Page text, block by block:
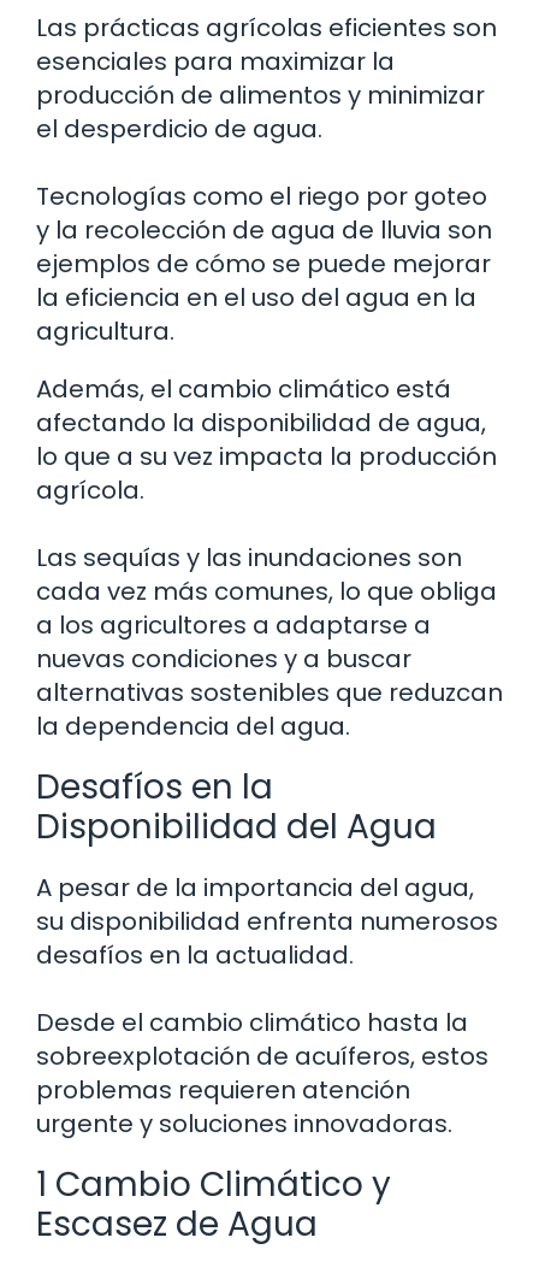
Las prácticas agrícolas eficientes son
esenciales para maximizar la
producción de alimentos y minimizar
el desperdicio de agua.
Tecnologías como el riego por goteo
y la recolección de agua de lluvia son
ejemplos de cómo se puede mejorar
la eficiencia en el uso del agua en la
agricultura.
Además, el cambio climático está
afectando la disponibilidad de agua,
lo que a su vez impacta la producción
agrícola.
Las sequías y las inundaciones son
cada vez más comunes, lo que obliga
a los agricultores a adaptarse a
nuevas condiciones y a buscar
alternativas sostenibles que reduzcan
la dependencia del agua.
Desafíos en la
Disponibilidad del Agua
A pesar de la importancia del agua,
su disponibilidad enfrenta numerosos
desafíos en la actualidad.
Desde el cambio climático hasta la
sobreexplotación de acuíferos, estos
problemas requieren atención
urgente y soluciones innovadoras.
1 Cambio Climático y
Escasez de Agua